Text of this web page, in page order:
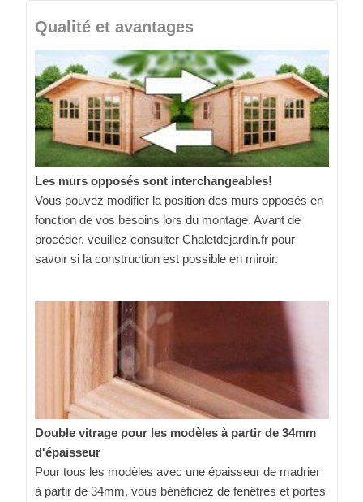
Qualité et avantages
Les murs opposés sont interchangeables!
Vous pouvez modifier la position des murs opposés en
fonction de vos besoins lors du montage. Avant de
procéder, veuillez consulter Chaletdejardin.fr pour
savoir si la construction est possible en miroir.
Double vitrage pour les modèles à partir de 34mm
d'épaisseur
Pour tous les modèles avec une épaisseur de madrier
à partir de 34mm, vous bénéficiez de fenêtres et portes